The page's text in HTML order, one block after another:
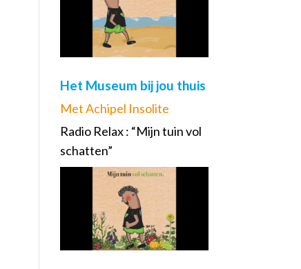
Het Museum bij jou thuis
Met Achipel Insolite
Radio Relax : “Mijn tuin vol
schatten”